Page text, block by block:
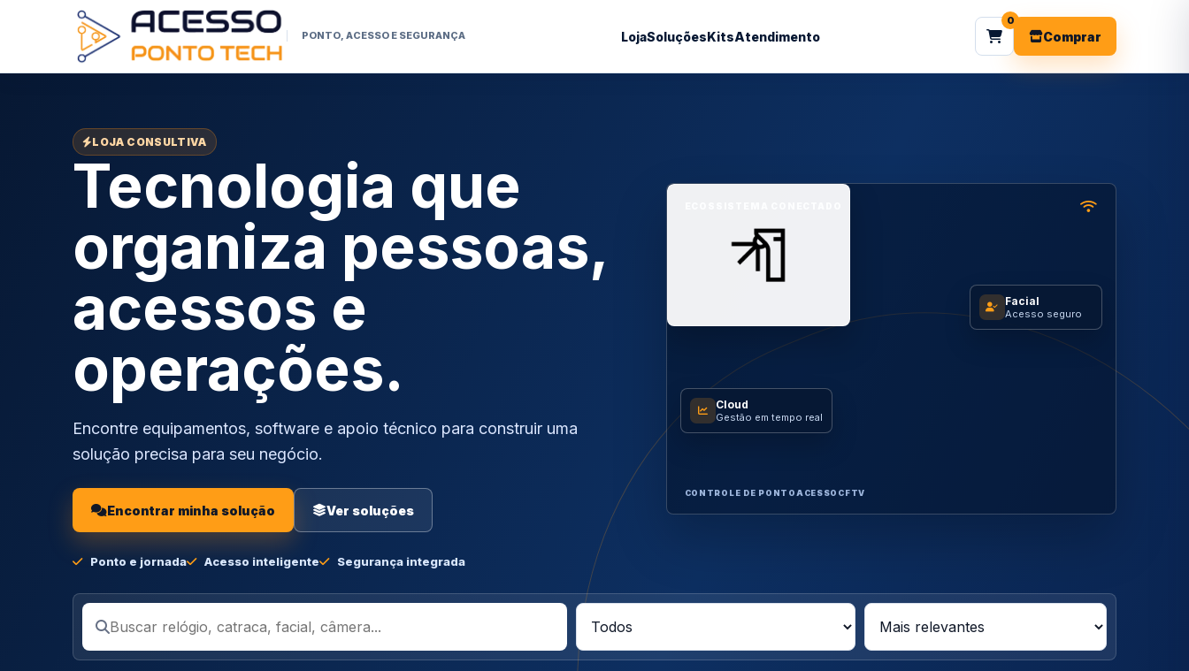
PONTO, ACESSO E SEGURANÇA LojaSoluçõesKitsAtendimento
0
Comprar
LOJA CONSULTIVA
Tecnologia que
organiza pessoas,
acessos e
operações.
Encontre equipamentos, software e apoio técnico para construir uma
solução precisa para seu negócio.
Encontrar minha solução Ver soluções
Ponto e jornada Acesso inteligente Segurança integrada
Facial
Acesso seguro
Cloud
Gestão em tempo real
CONTROLE DE PONTO ACESSO CFTV